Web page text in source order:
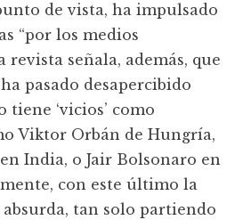
de vista, ha impulsado
“por los medios
revista señala, además, que
pasado desapercibido
tiene ‘vicios’ como
Viktor Orbán de Hungría,
India, o Jair Bolsonaro en
con este último la
tan solo partiendo